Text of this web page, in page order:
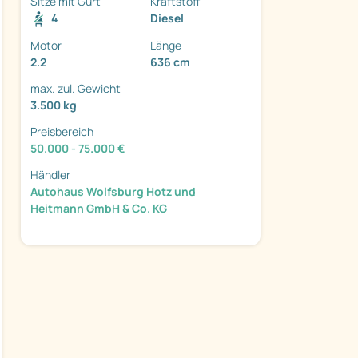
4
Diesel
Motor
2.2
Länge
636 cm
max. zul. Gewicht
3.500 kg
Preisbereich
50.000 - 75.000 €
Händler
Autohaus Wolfsburg Hotz und
Heitmann GmbH & Co. KG